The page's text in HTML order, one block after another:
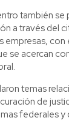
también
a través del
empresas,
se acercan
temas
de
federales y